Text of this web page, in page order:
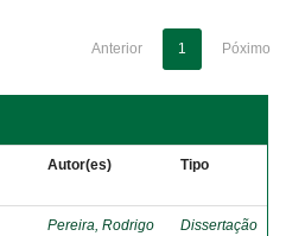
Anterior 1 Póximo
Autor(es) Tipo
Pereira, Rodrigo
Dissertação